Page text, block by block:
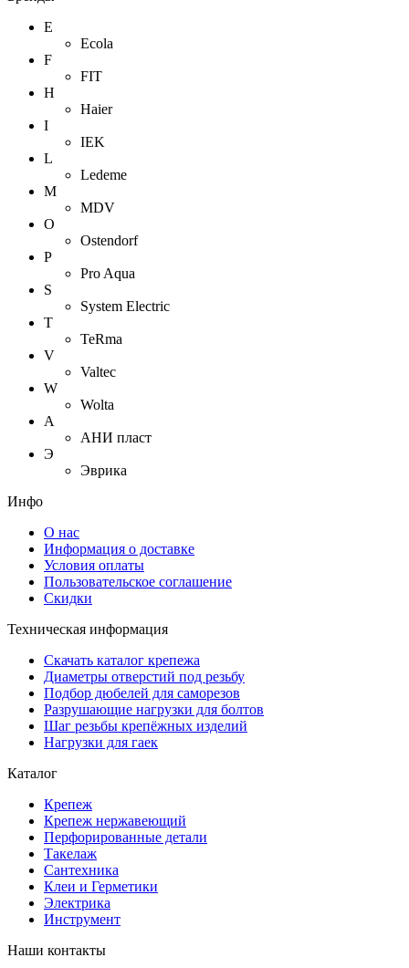
E
Ecola
F
FIT
H
Haier
I
IEK
L
Ledeme
M
MDV
O
Ostendorf
P
Pro Aqua
S
System Electric
T
TeRma
V
Valtec
W
Wolta
А
АНИ пласт
Э
Эврика
Инфо
О нас
Информация о доставке
Условия оплаты
Пользовательское соглашение
Скидки
Техническая информация
Скачать каталог крепежа
Диаметры отверстий под резьбу
Подбор дюбелей для саморезов
Разрушающие нагрузки для болтов
Шаг резьбы крепёжных изделий
Нагрузки для гаек
Каталог
Крепеж
Крепеж нержавеющий
Перфорированные детали
Такелаж
Сантехника
Клеи и Герметики
Электрика
Инструмент
Наши контакты